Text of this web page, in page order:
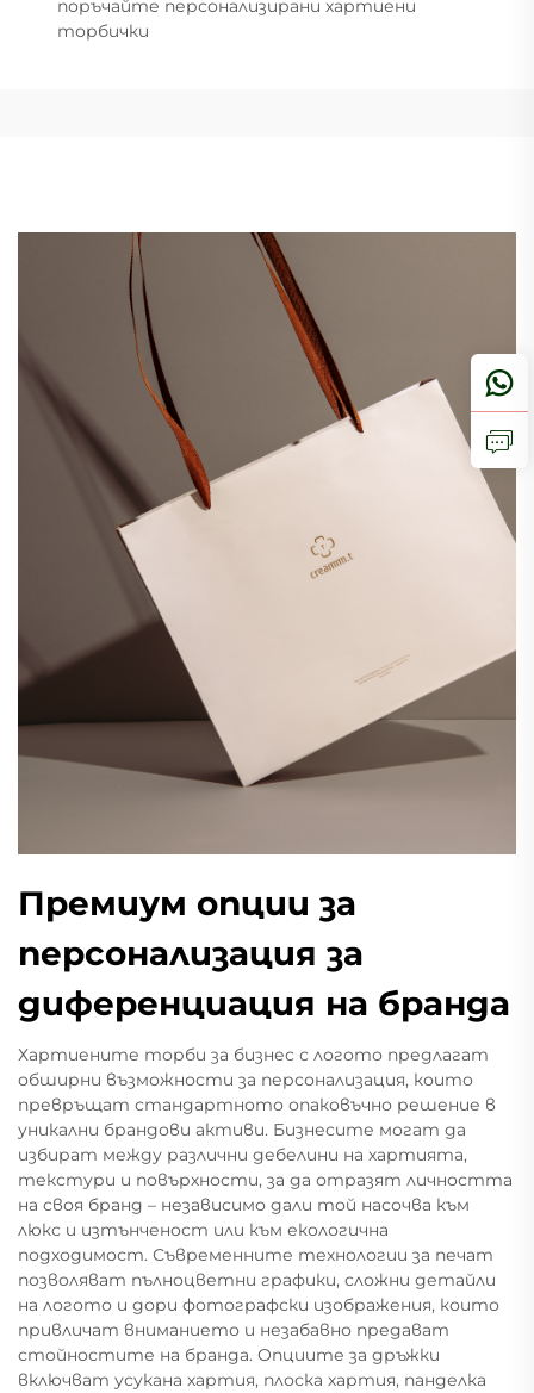
поръчайте персонализирани хартиени
торбички
Премиум опции за
персонализация за
диференциация на бранда
Хартиените торби за бизнес с логото предлагат
обширни възможности за персонализация, които
превръщат стандартното опаковъчно решение в
уникални брандови активи. Бизнесите могат да
избират между различни дебелини на хартията,
текстури и повърхности, за да отразят личността
на своя бранд – независимо дали той насочва към
люкс и изтънченост или към екологична
подходимост. Съвременните технологии за печат
позволяват пълноцветни графики, сложни детайли
на логото и дори фотографски изображения, които
привличат вниманието и незабавно предават
стойностите на бранда. Опциите за дръжки
включват усукана хартия, плоска хартия, панделка